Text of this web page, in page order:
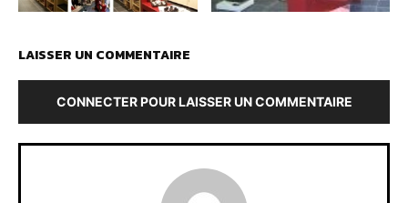
LAISSER UN COMMENTAIRE
CONNECTER POUR LAISSER UN COMMENTAIRE